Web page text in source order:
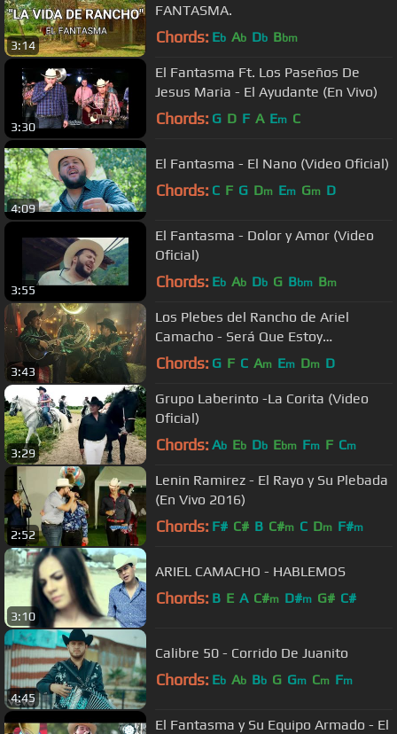
3:14
FANTASMA.
Chords: Eb Ab Db Bbm
3:30
El Fantasma Ft. Los Paseños De
Jesus Maria - El Ayudante (En Vivo)
Chords: G D F A Em C
4:09
El Fantasma - El Nano (Video Oficial)
Chords: C F G Dm Em Gm D
3:55
El Fantasma - Dolor y Amor (Video
Oficial)
Chords: Eb Ab Db G Bbm Bm
3:43
Los Plebes del Rancho de Ariel
Camacho - Será Que Estoy
Enamorado [Official Video]
Chords: G F C Am Em Dm D
3:29
Grupo Laberinto -La Corita (Video
Oficial)
Chords: Ab Eb Db Ebm Fm F Cm
2:52
Lenin Ramirez - El Rayo y Su Plebada
(En Vivo 2016)
Chords: F# C# B C#m C Dm F#m
3:10
ARIEL CAMACHO - HABLEMOS
Chords: B E A C#m D#m G# C#
4:45
Calibre 50 - Corrido De Juanito
Chords: Eb Ab Bb G Gm Cm Fm
El Fantasma y Su Equipo Armado - El